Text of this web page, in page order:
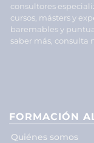
consultores
cursos, másters y
baremables y
saber más, consulta
FORMACIÓN
Quiénes somos